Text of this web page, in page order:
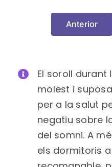
Anterior
El soroll durant
molest i
per a la salut
negatiu sobre
del somni. A
els dormitoris